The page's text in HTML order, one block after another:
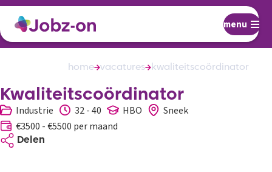
menu
home vacatures kwaliteitscoördinator
Kwaliteitscoördinator
Industrie 32 - 40 HBO
Sneek
€3500 - €5500 per maand
Delen